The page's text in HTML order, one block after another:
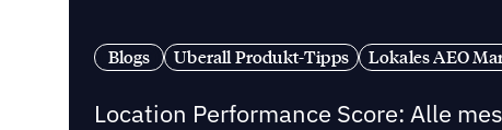
Blogs Uberall Produkt-Tipps Lokales AEO
Location Performance Score: Alle